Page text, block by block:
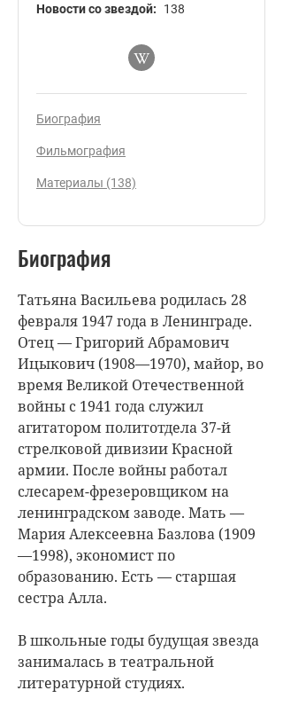
Новости со звездой:
138
Биография
Фильмография
Материалы (138)
Биография
Татьяна Васильева родилась 28
февраля 1947 года в Ленинграде.
Отец — Григорий Абрамович
Ицыкович (1908—1970), майор, во
время Великой Отечественной
войны с 1941 года служил
агитатором политотдела 37-й
стрелковой дивизии Красной
армии. После войны работал
слесарем-фрезеровщиком на
ленинградском заводе. Мать —
Мария Алексеевна Базлова (1909
—1998), экономист по
образованию. Есть — старшая
сестра Алла.
В школьные годы будущая звезда
занималась в театральной
литературной студиях.